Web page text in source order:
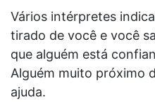
Vários intérpretes
tirado de você e você
que alguém está
Alguém muito próximo
ajuda.